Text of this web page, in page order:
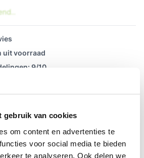
gebruik van cookies
om content en advertenties te
voor social media te bieden
te analyseren. Ook delen we
uit voorraad
9/10